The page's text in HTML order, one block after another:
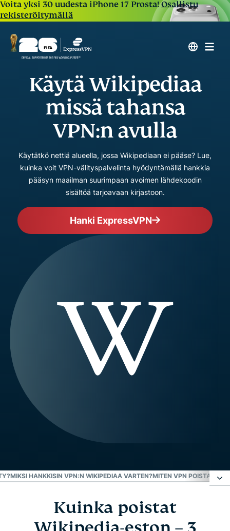
Voita yksi 30 uudesta iPhone 17 Prosta!Osallistu
rekisteröitymällä
Käytä Wikipediaa
missä tahansa
VPN:n avulla
Käytätkö nettiä alueella, jossa Wikipediaan ei pääse? Lue,
kuinka voit VPN-välityspalvelinta hyödyntämällä hankkia
pääsyn maailman suurimpaan avoimen lähdekoodin
sisältöä tarjoavaan kirjastoon.
Hanki ExpressVPN
MIKSI HANKKISIN VPN:N WIKIPEDIAA VARTEN?MITEN VPN POISTAA
Kuinka poistat Wikipedia-eston – 3 helppoa
Kuinka poistat